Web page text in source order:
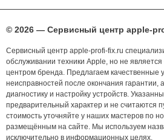
© 2026 — Сервисный центр apple-
Сервисный центр apple-profi-fix.ru
обслуживании техники Apple, но не
центром бренда. Предлагаем качественные
неисправностей после окончания гарантии,
диагностику и настройку устройств.
предварительный характер и не считаются
стоимость уточняйте у наших мастеров по
размещённым на сайте. Мы используем
исключительно в информационных целях.